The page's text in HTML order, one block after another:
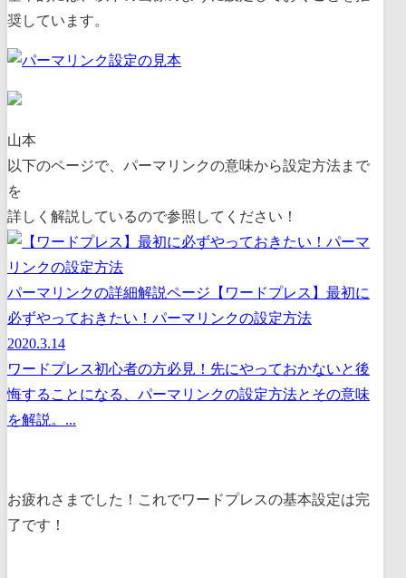
奨しています。
山本
以下のページで、パーマリンクの意味から設定方法まで
を
詳しく解説しているので参照してください！
パーマリンクの詳細解説ページ 【ワードプレス】最初に
必ずやっておきたい！パーマリンクの設定方法
2020.3.14
ワードプレス初心者の方必見！先にやっておかないと後
悔することになる、パーマリンクの設定方法とその意味
を解説。...
お疲れさまでした！これでワードプレスの基本設定は完
了です！